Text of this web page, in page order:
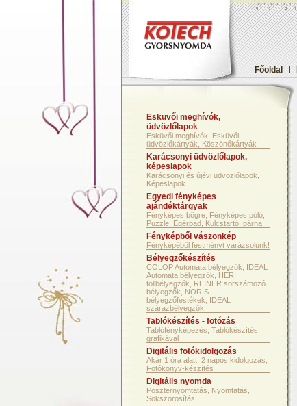
Főoldal |
Esküvői meghívók,
üdvözlőlapok
Esküvői meghívók, Esküvői
üdvözlőkártyák, Köszönőkártyák
Karácsonyi üdvözlőlapok,
képeslapok
Karácsonyi és újévi üdvözlőlapok,
Képeslapok
Egyedi fényképes
ajándéktárgyak
Fényképes bögre, Fényképes póló,
Puzzle, Egérpad, Kulcstartó, párna
Fényképből vászonkép
Fényképéből festményt varázsolunk!
Bélyegzőkészítés
COLOP Automata bélyegzők, IDEAL
Automata bélyegzők, HERI
tollbélyegzők, REINER sorszámozó
bélyegzők, NORIS
bélyegzőfestékek, IDEAL
szárazbélyegzők
Tablókészítés - fotózás
Tablófényképezés, Tablókészítés
grafikával
Digitális fotókidolgozás
Akár 1 óra alatt, 2 napos kidolgozás,
Fotókönyv-készítés
Digitális nyomda
Poszternyomtatás, Nyomtatás,
Sokszorosítás